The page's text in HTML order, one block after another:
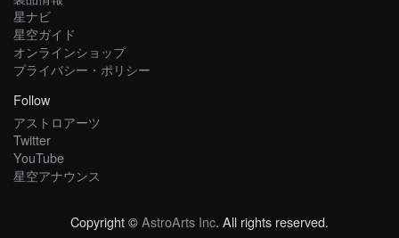
星ナビ
星空ガイド
オンラインショップ
プライバシー・ポリシー
Follow
アストロアーツ
Twitter
YouTube
星空アナウンス
Copyright ©AstroArts Inc. All rights reserved.